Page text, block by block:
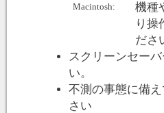
Macintosh:
機種
り操
ださ
スクリーンセー
い。
不測の事態に備
さい